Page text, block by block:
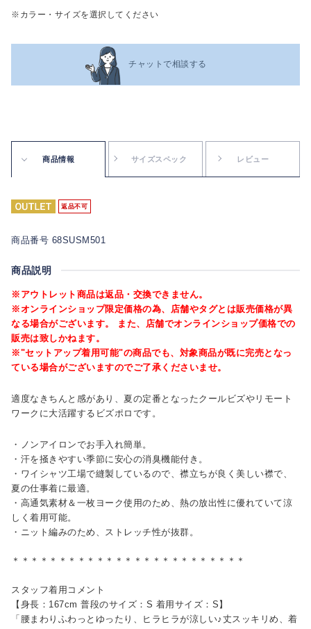
※カラー・サイズを選択してください
チャットで相談する
商品情報 サイズスペック レビュー
返品不可
商品番号 68SUSM501
商品説明
※アウトレット商品は返品・交換できません。
※オンラインショップ限定価格の為、店舗やタグとは販売価格が異
なる場合がございます。 また、店舗でオンラインショップ価格での
販売は致しかねます。
※"セットアップ着用可能"の商品でも、対象商品が既に完売となっ
ている場合がございますのでご了承くださいませ。
適度なきちんと感があり、夏の定番となったクールビズやリモート
ワークに大活躍するビズポロです。
・ノンアイロンでお手入れ簡単。
・汗を掻きやすい季節に安心の消臭機能付き。
・ワイシャツ工場で縫製しているので、襟立ちが良く美しい襟で、
夏の仕事着に最適。
・高通気素材＆一枚ヨーク使用のため、熱の放出性に優れていて涼
しく着用可能。
・ニット編みのため、ストレッチ性が抜群。
＊＊＊＊＊＊＊＊＊＊＊＊＊＊＊＊＊＊＊＊＊＊＊＊＊
スタッフ着用コメント
【身長：167cm 普段のサイズ：S 着用サイズ：S】
「腰まわりふわっとゆったり、ヒラヒラが涼しい♪丈スッキリめ、着